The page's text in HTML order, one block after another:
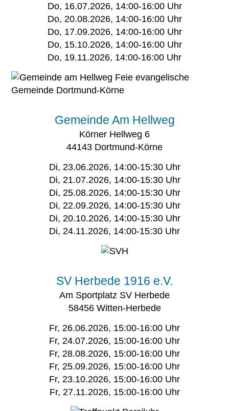
Do, 16.07.2026, 14:00-16:00 Uhr
Do, 20.08.2026, 14:00-16:00 Uhr
Do, 17.09.2026, 14:00-16:00 Uhr
Do, 15.10.2026, 14:00-16:00 Uhr
Do, 19.11.2026, 14:00-16:00 Uhr
Gemeinde Am Hellweg
Körner Hellweg 6
44143 Dortmund-Körne
Di, 23.06.2026, 14:00-15:30 Uhr
Di, 21.07.2026, 14:00-15:30 Uhr
Di, 25.08.2026, 14:00-15:30 Uhr
Di, 22.09.2026, 14:00-15:30 Uhr
Di, 20.10.2026, 14:00-15:30 Uhr
Di, 24.11.2026, 14:00-15:30 Uhr
SV Herbede 1916 e.V.
Am Sportplatz SV Herbede
58456 Witten-Herbede
Fr, 26.06.2026, 15:00-16:00 Uhr
Fr, 24.07.2026, 15:00-16:00 Uhr
Fr, 28.08.2026, 15:00-16:00 Uhr
Fr, 25.09.2026, 15:00-16:00 Uhr
Fr, 23.10.2026, 15:00-16:00 Uhr
Fr, 27.11.2026, 15:00-16:00 Uhr